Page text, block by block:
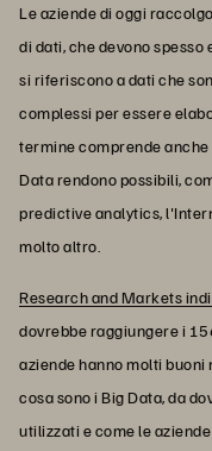
Le aziende di oggi
di dati, che devono spesso
si riferiscono a dati che
complessi per essere
termine comprende
Data rendono possibili,
predictive analytics,
molto altro.
Research and Markets
dovrebbe raggiungere i
aziende hanno molti
cosa sono i Big Data, da
utilizzati e come le